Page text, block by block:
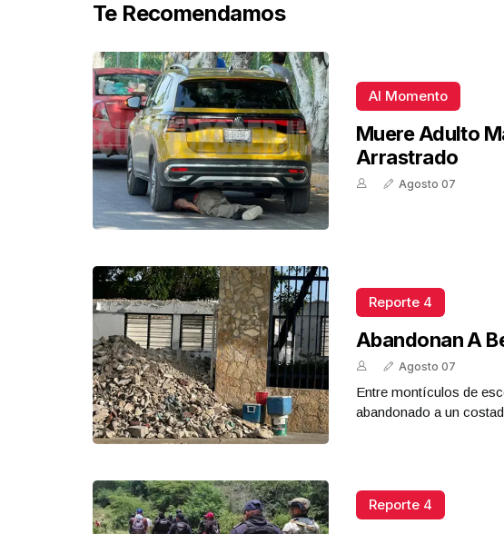
Te Recomendamos
Al Momento
Muere Adulto
Arrastrado
Agosto 07
Reporte 4
Abandonan A
Agosto 07
Entre montículos de
abandonado a un
Reporte 4